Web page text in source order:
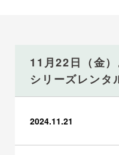
11月22日（金
シリーズレンタ
2024.11.21